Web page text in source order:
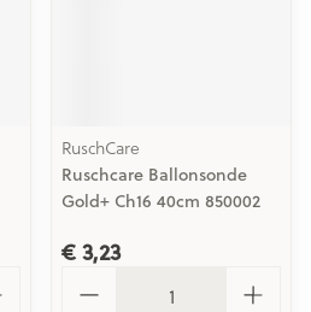
RuschCare
Ruschcare Ballonsonde
Gold+ Ch16 40cm 850002
€ 3,23